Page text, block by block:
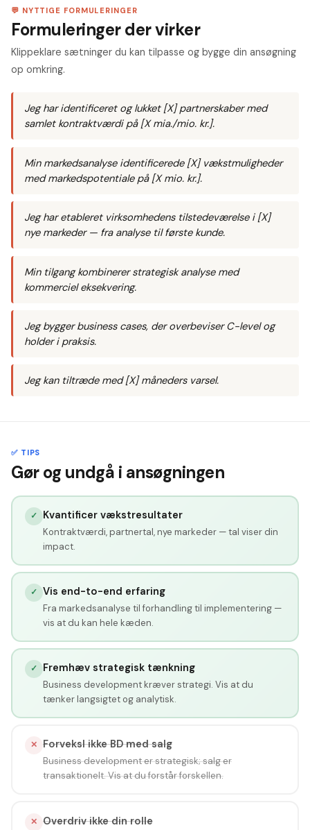
💬 NYTTIGE FORMULERINGER
Formuleringer der virker
Klippeklare sætninger du kan tilpasse og bygge din ansøgning
op omkring.
Jeg har identificeret og lukket [X] partnerskaber med
samlet kontraktværdi på [X mia./mio. kr.].
Min markedsanalyse identificerede [X] vækstmuligheder
med markedspotentiale på [X mio. kr.].
Jeg har etableret virksomhedens tilstedeværelse i [X]
nye markeder — fra analyse til første kunde.
Min tilgang kombinerer strategisk analyse med
kommerciel eksekvering.
Jeg bygger business cases, der overbeviser C-level og
holder i praksis.
Jeg kan tiltræde med [X] måneders varsel.
✅ TIPS
Gør og undgå i ansøgningen
✓ Kvantificer vækstresultater
Kontraktværdi, partnertal, nye markeder — tal viser din
impact.
✓ Vis end-to-end erfaring
Fra markedsanalyse til forhandling til implementering —
vis at du kan hele kæden.
✓ Fremhæv strategisk tænkning
Business development kræver strategi. Vis at du
tænker langsigtet og analytisk.
✕ Forveksl ikke BD med salg
Business development er strategisk; salg er
transaktionelt. Vis at du forstår forskellen.
✕ Overdriv ikke din rolle